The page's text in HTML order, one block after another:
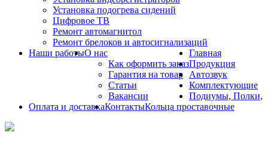
Установка подогрева сидений
Цифровое ТВ
Ремонт автомагнитол
Ремонт брелоков и автосигнализаций
Наши работыО нас
Как оформить заказ
Гарантия на товар
Статьи
Вакансии
Оплата и доставкаКонтакты
Главная
Продукция
Автозвук
Комплектующие
Подиумы, Полки,
Кольца проставочные